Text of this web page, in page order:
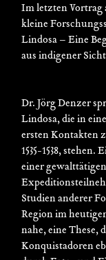
Im letzten Vortrag
kleine
Lindosa – Eine
aus indigener
Dr. Jörg Denzer
Lindosa, die in
ersten Kontakten
1535-1538,
einer
Studien anderer
Region im
nahe, eine These,
Konquistadoren